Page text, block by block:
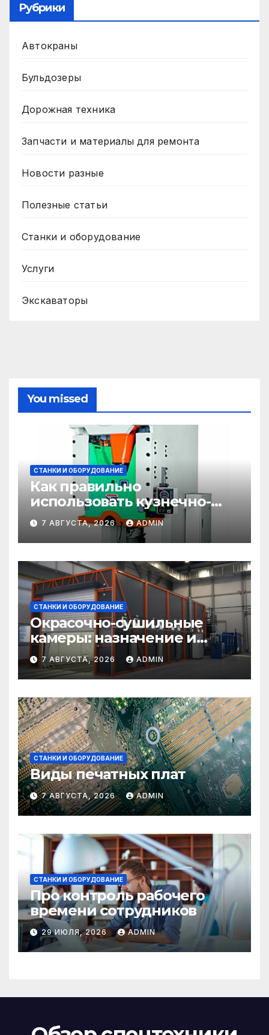
Рубрики
Автокраны
Бульдозеры
Дорожная техника
Запчасти и материалы для ремонта
Новости разные
Полезные статьи
Станки и оборудование
Услуги
Экскаваторы
You missed
СТАНКИ И ОБОРУДОВАНИЕ
Как правильно
использовать кузнечно-
прессовое оборудование
7 АВГУСТА, 2026 ADMIN
СТАНКИ И ОБОРУДОВАНИЕ
Окрасочно-сушильные
камеры: назначение и
области применения
7 АВГУСТА, 2026 ADMIN
СТАНКИ И ОБОРУДОВАНИЕ
Виды печатных плат
7 АВГУСТА, 2026 ADMIN
СТАНКИ И ОБОРУДОВАНИЕ
Про контроль рабочего
времени сотрудников
29 ИЮЛЯ, 2026 ADMIN